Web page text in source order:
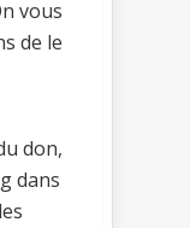
vous
de le
don,
dans